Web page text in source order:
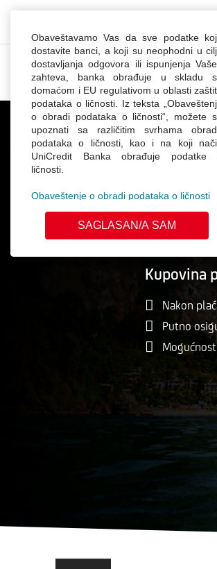
Putno
osiguranje
Obaveštavamo Vas da sve podatke
dostavite banci, a koji su neophodni u
dostavljanja odgovora ili ispunjenja
zahteva, banka obrađuje u skladu
domaćom i EU regulativom u oblasti
podataka o ličnosti. Iz teksta
o obradi podataka o ličnosti“, možete
upoznati sa različitim svrhama
podataka o ličnosti, kao i na koji
UniCredit Banka obrađuje podatke
ličnosti.
Obaveštenje o obradi podataka o ličnosti
SAGLASAN/A SAM
Dobrodošli u Webchat.
Unesite Vaše ime
gde
Kupovina
Nakon
Putno